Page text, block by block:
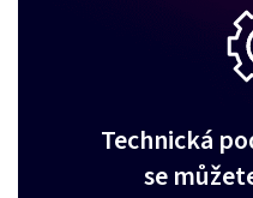
Technická
se